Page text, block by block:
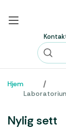
Hjem
Nylig sett